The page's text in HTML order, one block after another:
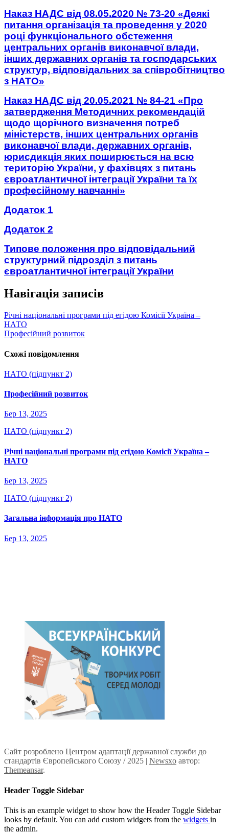
Наказ НАДС від 08.05.2020 № 73-20 «Деякі
питання організація та проведення у 2020
році функціонального обстеження
центральних органів виконавчої влади,
інших державних органів та господарських
структур, відповідальних за співробітництво
з НАТО»
Наказ НАДС від 20.05.2021 № 84-21 «Про
затвердження Методичних рекомендацій
щодо щорічного визначення потреб
міністерств, інших центральних органів
виконавчої влади, державних органів,
юрисдикція яких поширюється на всю
територію України, у фахівцях з питань
євроатлантичної інтеграції України та їх
професійному навчанні»
Додаток 1
Додаток 2
Типове положення про відповідальний
структурний підрозділ з питань
євроатлантичної інтеграції України
Навігація записів
Річні національні програми під егідою Комісії Україна –
НАТО
Професійний розвиток
Схожі повідомлення
НАТО (підпункт 2)
Професійний розвиток
Бер 13, 2025
НАТО (підпункт 2)
Річні національні програми під егідою Комісії Україна –
НАТО
Бер 13, 2025
НАТО (підпункт 2)
Загальна інформація про НАТО
Бер 13, 2025
Сайт розроблено Центром адаптації державної служби до
стандартів Європейського Союзу / 2025 | Newsxo автор:
Themeansar.
Header Toggle Sidebar
This is an example widget to show how the Header Toggle Sidebar
looks by default. You can add custom widgets from the widgets in
the admin.